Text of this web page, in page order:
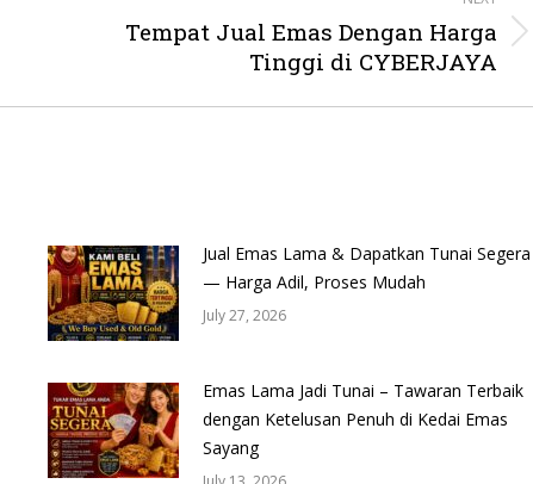
Tempat Jual Emas Dengan Harga
Tinggi di CYBERJAYA
Jual Emas Lama & Dapatkan Tunai Segera
— Harga Adil, Proses Mudah
July 27, 2026
Emas Lama Jadi Tunai – Tawaran Terbaik
dengan Ketelusan Penuh di Kedai Emas
Sayang